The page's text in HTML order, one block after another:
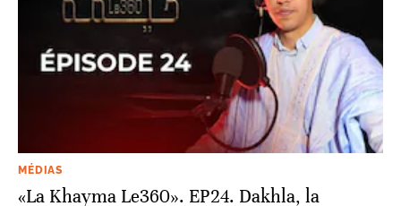
MÉDIAS
«La Khayma Le360». EP24. Dakhla, la